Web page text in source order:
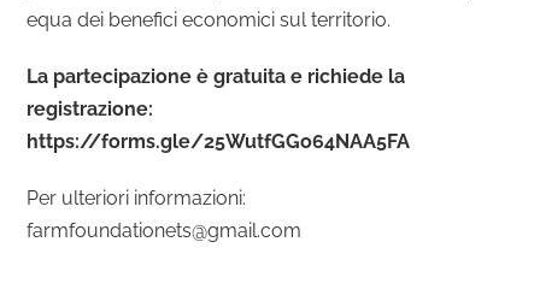
equa dei benefici economici sul territorio.
La partecipazione è gratuita e richiede la
registrazione:
https://forms.gle/25WutfGGo64NAA5FA
Per ulteriori informazioni:
farmfoundationets@gmail.com